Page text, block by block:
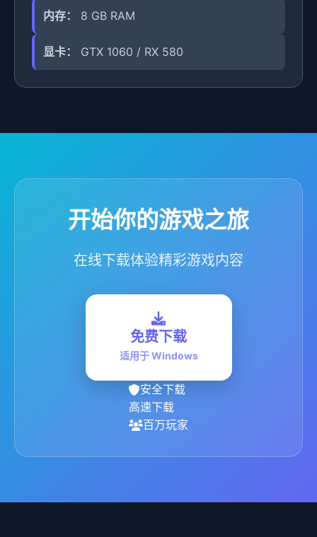
内存： 8 GB RAM
显卡： GTX 1060 / RX 580
开始你的游戏之旅
在线下载体验精彩游戏内容
免费下载
适用于 Windows
安全下载
高速下载
百万玩家